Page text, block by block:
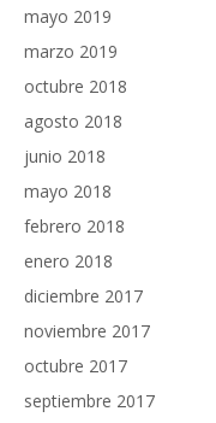
mayo 2019
marzo 2019
octubre 2018
agosto 2018
junio 2018
mayo 2018
febrero 2018
enero 2018
diciembre 2017
noviembre 2017
octubre 2017
septiembre 2017